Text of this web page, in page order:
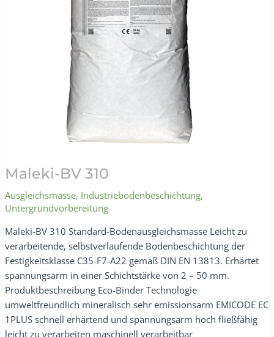
Maleki-BV 310
Ausgleichsmasse, Industriebodenbeschichtung,
Untergrundvorbereitung
Maleki-BV 310 Standard-Bodenausgleichsmasse Leicht zu
verarbeitende, selbstverlaufende Bodenbeschichtung der
Festigkeitsklasse C35-F7-A22 gemäß DIN EN 13813. Erhärtet
spannungsarm in einer Schichtstärke von 2 – 50 mm.
Produktbeschreibung Eco-Binder Technologie
umweltfreundlich mineralisch sehr emissionsarm EMICODE EC
1PLUS schnell erhärtend und spannungsarm hoch fließfähig
leicht zu verarbeiten maschinell verarbeitbar